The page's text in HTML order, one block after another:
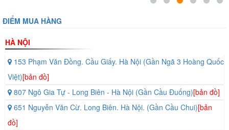
với một sức mạnh vừa đủ dùng thì chiếc
một chiếc xe dành cho bạn. Nếu như bạn đã lỡ thích chiếc xe
điện trên thì bạn hoàn toàn có thể rẽ qua bất kì showroom nào
của
Thế Giới Xe Điện.
ĐIỂM MUA HÀNG
HÀ NỘI
153 Phạm Văn Đồng. Cầu Giấy. Hà Nội (Gần Ngã 3 Hoàng Quốc
Việt)[bản đồ]
807 Ngô Gia Tự - Long Biên - Hà Nội (Gần Cầu Đuống)[bản đồ]
651 Nguyễn Văn Cừ. Long Biên. Hà Nội. (Gần Cầu Chui)[bản
đồ]